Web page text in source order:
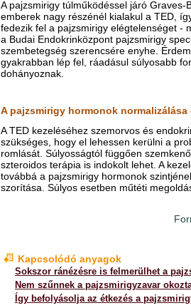
A pajzsmirigy túlműködéssel járó Graves-
emberek nagy részénél kialakul a TED,
fedezik fel a pajzsmirigy elégtelenséget -
a Budai Endokrinközpont pajzsmirigy
szembetegség szerencsére enyhe.
gyakrabban lép fel, ráadásul súlyosabb
dohányoznak.
A pajzsmirigy hormonok
A TED kezeléséhez szemorvos és
szükséges, hogy el lehessen kerülni a
romlását. Súlyosságtól függően
szteroidos terápia is indokolt lehet. A
továbbá a pajzsmirigy hormonok
szorítása. Súlyos esetben műtéti
Kapcsolódó anyagok
Sokszor ránézésre is felmerülhet a
Nem szűnnek a pajzsmirigyzavar
Így befolyásolja az étkezés a